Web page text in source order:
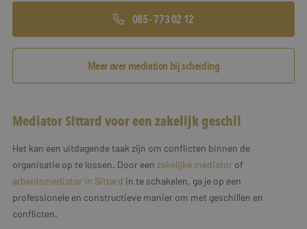
085 - 773 02 12
Meer over mediation bij scheiding
Mediator Sittard voor een zakelijk geschil
Het kan een uitdagende taak zijn om conflicten binnen de
organisatie op te lossen. Door een zakelijke mediator of
arbeidsmediator in Sittard in te schakelen, ga je op een
professionele en constructieve manier om met geschillen en
conflicten.